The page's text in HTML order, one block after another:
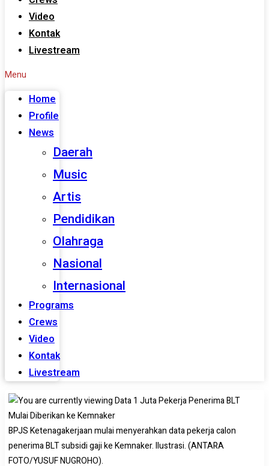
Video
Kontak
Livestream
Menu
Home
Profile
News
Daerah
Music
Artis
Pendidikan
Olahraga
Nasional
Internasional
Programs
Crews
Video
Kontak
Livestream
BPJS Ketenagakerjaan mulai menyerahkan data pekerja calon
penerima BLT subsidi gaji ke Kemnaker. Ilustrasi. (ANTARA
FOTO/YUSUF NUGROHO).